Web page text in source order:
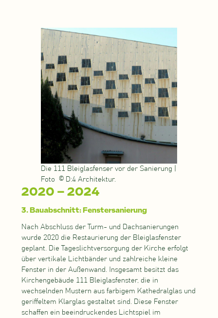
Die 111 Bleiglasfenser vor der Sanierung |
Foto © D:4 Architektur.
2020 – 2024
3.Bauabschnitt: Fenstersanierung
Nach Abschluss der Turm- und Dachsanierungen
wurde 2020 die Restaurierung der Bleiglasfenster
geplant. Die Tageslichtversorgung der Kirche erfolgt
über vertikale Lichtbänder und zahlreiche kleine
Fenster in der Außenwand. Insgesamt besitzt das
Kirchengebäude 111 Bleiglasfenster, die in
wechselnden Mustern aus farbigem Kathedralglas und
geriffeltem Klarglas gestaltet sind. Diese Fenster
schaffen ein beeindruckendes Lichtspiel im